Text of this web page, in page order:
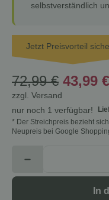
selbstverständlich
Jetzt Preisvorteil
72,99 € 43,99 €
zzgl. Versand
nur noch 1 verfügbar!
* Der Streichpreis bezieht
Neupreis bei Google
In